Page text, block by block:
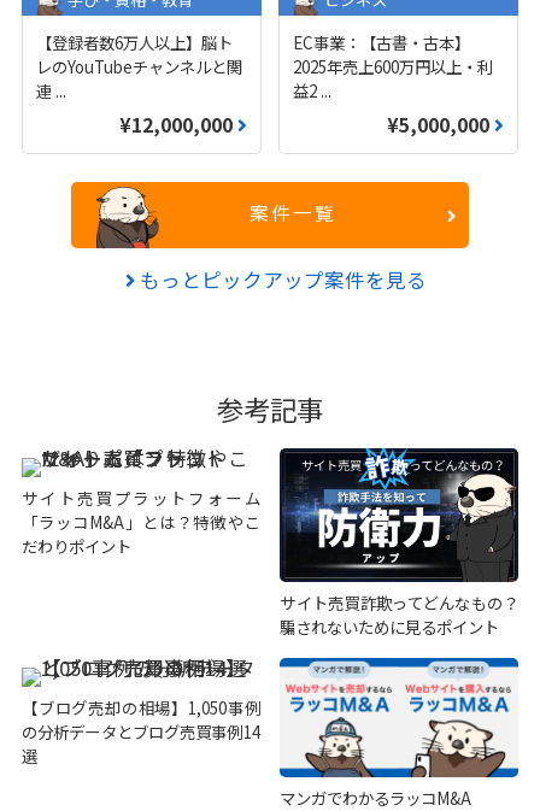
【登録者数6万人以上】脳ト
レのYouTubeチャンネルと関
連 ...
¥12,000,000
EC事業：【古書・古本】
2025年売上600万円以上・利
益2 ...
¥5,000,000
案件一覧
もっとピックアップ案件を見る
参考記事
サイト売買プラットフォーム
「ラッコM&A」とは？特徴やこ
だわりポイント
サイト売買詐欺ってどんなもの？
騙されないために見るポイント
【ブログ売却の相場】1,050事例
の分析データとブログ売買事例14
選
マンガでわかるラッコM&A